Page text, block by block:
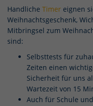
Handliche Timer eignen
Weihnachtsgeschenk,
Mitbringsel zum
sind:
Selbsttests für
Zeiten einen
Sicherheit für uns
Wartezeit von 15
Auch für Schule